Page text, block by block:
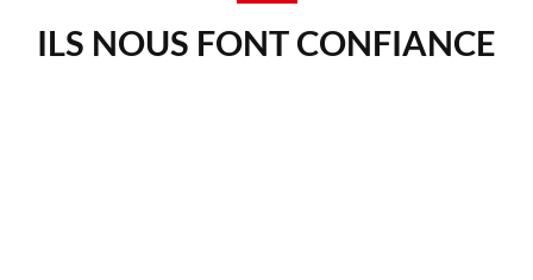
ILS NOUS FONT CONFIANCE